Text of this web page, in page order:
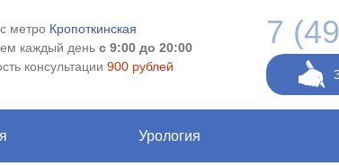
метро Кропоткинская
каждый деньс 9:00 до 20:00
консультации900 рублей
7
Урология